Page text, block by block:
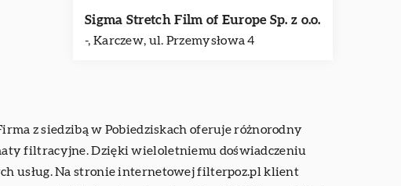
Sigma Stretch Film of Europe Sp. z o.o.
-, Karczew, ul. Przemysłowa 4
z siedzibą w Pobiedziskach oferuje różnorodny
filtracyjne. Dzięki wieloletniemu doświadczeniu
usług. Na stronie internetowej filterpoz.pl klient